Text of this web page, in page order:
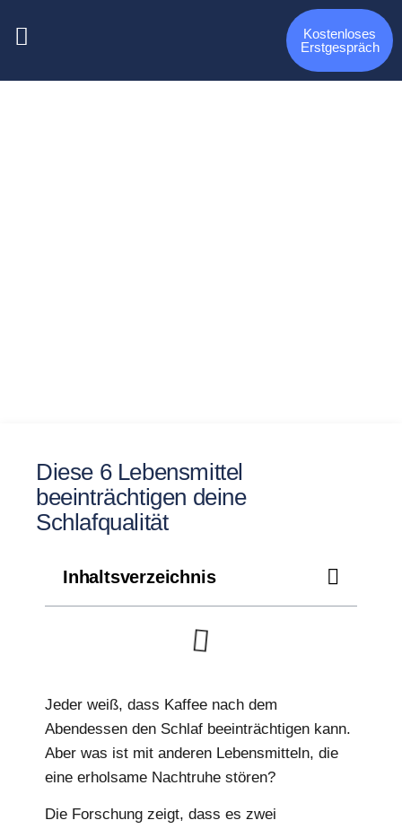
Kostenloses
Erstgespräch
Diese 6 Lebensmittel
beeinträchtigen deine
Schlafqualität
Inhaltsverzeichnis
Jeder weiß, dass Kaffee nach dem
Abendessen den Schlaf beeinträchtigen kann.
Aber was ist mit anderen Lebensmitteln, die
eine erholsame Nachtruhe stören?
Die Forschung zeigt, dass es zwei